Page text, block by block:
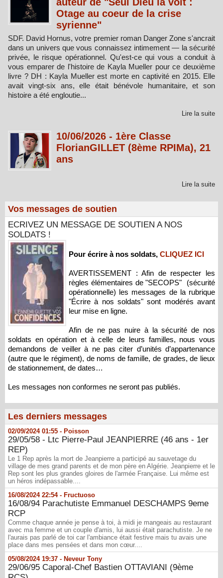
auteur de "Seul Dieu la voit :
Otage au coeur de la crise
syrienne"
SDF. David Hornus, votre premier roman Danger Zone s'ancrait
dans un univers que vous connaissez intimement — la sécurité
privée, le risque opérationnel. Qu'est-ce qui vous a conduit à
vous emparer de l'histoire de Kayla Mueller pour ce deuxième
livre ? DH : Kayla Mueller est morte en captivité en 2015. Elle
avait vingt-six ans, elle était bénévole humanitaire, et son
histoire a été engloutie...
Lire la suite
10/06/2026 - 1ère Classe
FlorianGILLET (8ème RPIMa), 21
ans
Lire la suite
Vos messages de soutien
ECRIVEZ UN MESSAGE DE SOUTIEN A NOS
SOLDATS !
Pour écrire à nos soldats, CLIQUEZ ICI
AVERTISSEMENT : Afin de respecter les
règles élémentaires de "SECOPS" (sécurité
opérationnelle) les messages de la rubrique
"Écrire à nos soldats" sont modérés avant
leur mise en ligne.
Afin de ne pas nuire à la sécurité de nos
soldats en opération et à celle de leurs familles, nous vous
demandons de veiller à ne pas citer d’unités d’appartenance
(autre que le régiment), de noms de famille, de grades, de lieux
de stationnement, de dates…
Les messages non conformes ne seront pas publiés.
Les derniers messages
02/09/2024 01:55 - Poisson
29/05/58 - Ltc Pierre-Paul JEANPIERRE (46 ans - 1er
REP)
Le 1 Rep après la mort de Jeanpierre a participé au sauvetage du
village de mes grand parents et de mon père en Algérie. Jeanpierre et le
Rep sont les plus grandes gloires de l'armée Française. Lui même est
un héros indépassable....
16/08/2024 22:54 - Fructuoso
16/08/94 Parachutiste Emmanuel DESCHAMPS 9eme
RCP
Comme chaque année je pense à toi, à midi je mangeais au restaurant
avec ma femme et un couple d'amis, lui aussi était parachutiste. Je ne
l'aurais pas parlé de toi car l'ambiance était festive mais tu avais une
place dans mes pensées et dans mon cœur....
05/08/2024 19:37 - Neveur Tony
29/06/95 Caporal-Chef Bastien OTTAVIANI (9ème